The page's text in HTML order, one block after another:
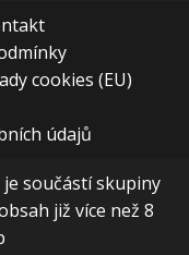
cookies (EU)
údajů
je součástí skupiny
již více než 8